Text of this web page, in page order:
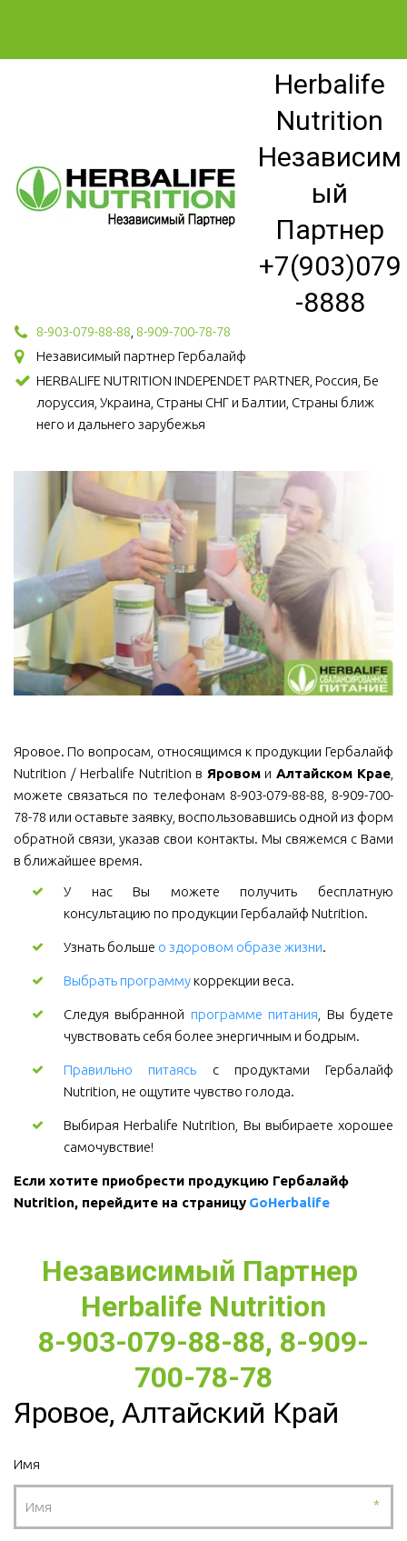
Herbalife
Nutrition
Независим
ый
Партнер
+7(903)079
-8888
8-903-079-88-88 8-909-700-78-78
Независимый партнер Гербалайф
HERBALIFE NUTRITION INDEPENDET PARTNER, Россия, Бе
лоруссия, Украина, Страны СНГ и Балтии, Страны ближ
него и дальнего зарубежья
Яровое. По вопросам, относящимся к продукции Гербалайф
Nutrition / Herbalife Nutrition в ЯровомиАлтайском Крае
можете связаться по телефонам 8-903-079-88-88, 8-909-700-
78-78 или оставьте заявку, воспользовавшись одной из форм
обратной связи, указав свои контакты. Мы свяжемся с Вами
в ближайшее время.
У нас Вы можете получить бесплатную
консультацию по продукции Гербалайф Nutrition.
Узнать больше о здоровом образе жизни.
Выбрать программукоррекции веса.
Следуя выбранной программе питания , Вы будете
чувствовать себя более энергичным и бодрым.
Правильно питаясь с продуктами Гербалайф
Nutrition, не ощутите чувство голода.
Выбирая Herbalife Nutrition, Вы выбираете хорошее
самочувствие!
Если хотите приобрести продукцию Гербалайф
Nutrition, перейдите на страницу GoHerbalife
Независимый Партнер
Herbalife Nutrition
8-903-079-88-88, 8-909-
700-78-78
Яровое, Алтайский Край
Имя
*